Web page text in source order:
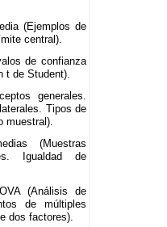
(Ejemplos de
central).
de confianza
t de Student).
generales.
Tipos de
muestral).
(Muestras
Igualdad de
(Análisis de
de múltiples
dos factores).